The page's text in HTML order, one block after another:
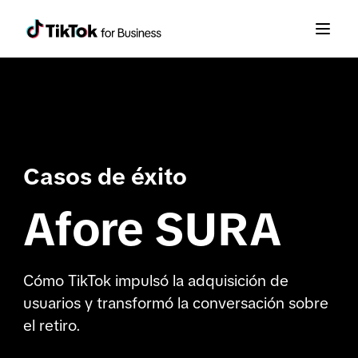
Casos de éxito
Afore SURA
Cómo TikTok impulsó la adquisición de
usuarios y transformó la conversación sobre
el retiro.